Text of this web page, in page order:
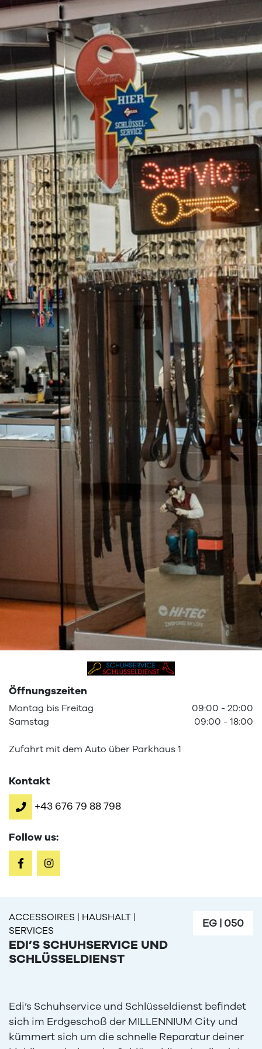
Öffnungszeiten
Montag bis Freitag 09:00 - 20:00
Samstag
09:00 - 18:00
Zufahrt mit dem Auto über Parkhaus 1
Kontakt
+43 676 79 88 798
Follow us:
ACCESSOIRES | HAUSHALT |
SERVICES
EDI’S SCHUHSERVICE UND
SCHLÜSSELDIENST
EG | 050
Edi’s Schuhservice und Schlüsseldienst befindet
sich im Erdgeschoß der MILLENNIUM City und
kümmert sich um die schnelle Reparatur deiner